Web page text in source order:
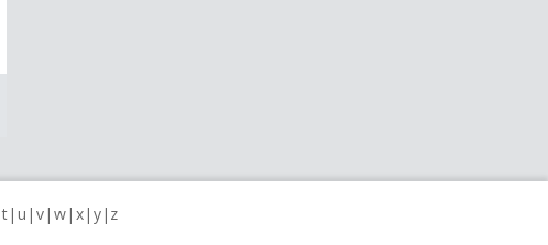
t u v w x y z